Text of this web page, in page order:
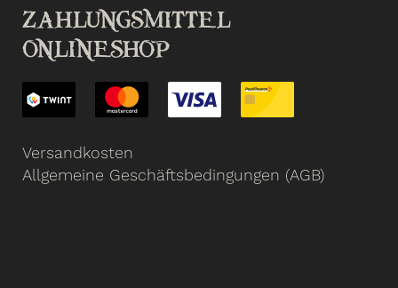
ZAHLUNGSMITTEL
ONLINESHOP
Versandkosten
Allgemeine Geschäftsbedingungen (AGB)